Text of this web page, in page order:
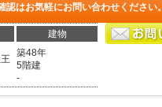
認はお気軽にお問い合わせください。
建物
築48年
5階建
-